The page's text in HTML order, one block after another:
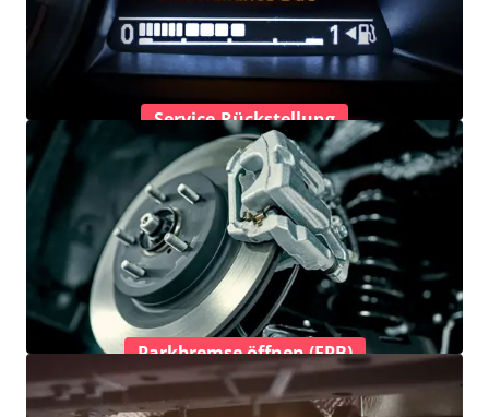
Service-Rückstellung
Parkbremse öffnen (EPB)